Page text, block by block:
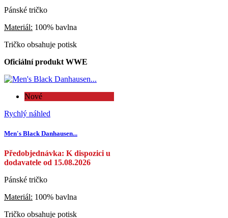
Pánské tričko
Materiál: 100% bavlna
Tričko obsahuje potisk
Oficiální produkt WWE
Nové
Rychlý náhled
Men's Black Danhausen...
Předobjednávka: K dispozici u
dodavatele od 15.08.2026
Pánské tričko
Materiál: 100% bavlna
Tričko obsahuje potisk